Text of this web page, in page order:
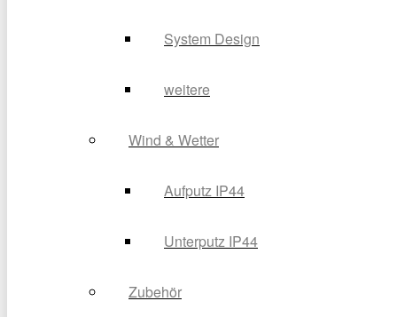
System Design
weitere
Wind & Wetter
Aufputz IP44
Unterputz IP44
Zubehör